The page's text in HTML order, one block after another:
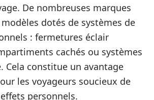
De nombreuses marques
dotés de systèmes de
: fermetures éclair
cachés ou systèmes
Cela constitue un avantage
les voyageurs soucieux de
personnels.